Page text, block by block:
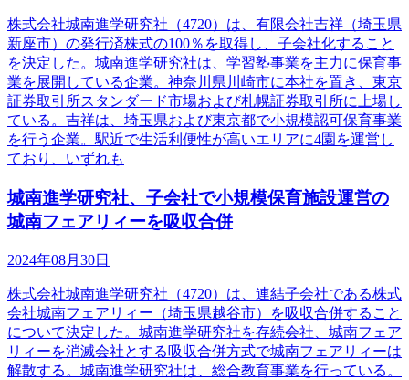
株式会社城南進学研究社（4720）は、有限会社吉祥（埼玉県
新座市）の発行済株式の100％を取得し、子会社化すること
を決定した。城南進学研究社は、学習塾事業を主力に保育事
業を展開している企業。神奈川県川崎市に本社を置き、東京
証券取引所スタンダード市場および札幌証券取引所に上場し
ている。吉祥は、埼玉県および東京都で小規模認可保育事業
を行う企業。駅近で生活利便性が高いエリアに4園を運営し
ており、いずれも
城南進学研究社、子会社で小規模保育施設運営の
城南フェアリィーを吸収合併
2024年08月30日
株式会社城南進学研究社（4720）は、連結子会社である株式
会社城南フェアリィー（埼玉県越谷市）を吸収合併すること
について決定した。城南進学研究社を存続会社、城南フェア
リィーを消滅会社とする吸収合併方式で城南フェアリィーは
解散する。城南進学研究社は、総合教育事業を行っている。